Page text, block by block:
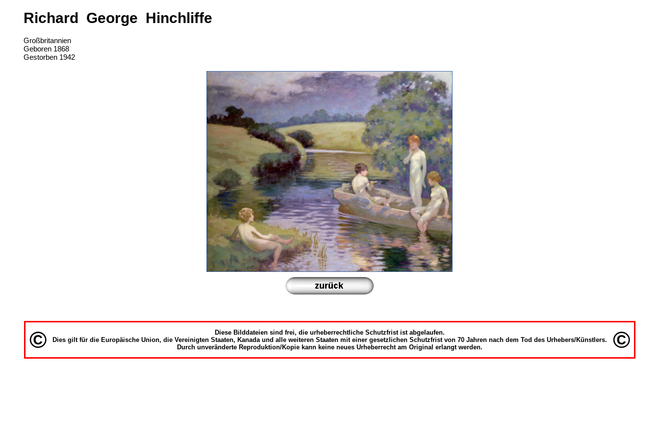
Richard George Hinchliffe
Großbritannien
Geboren 1868
Gestorben 1942
©
Diese Bilddateien sind frei, die urheberrechtliche Schutzfrist ist abgelaufen.
Dies gilt für die Europäische Union, die Vereinigten Staaten, Kanada und alle weiteren Staaten mit einer gesetzlichen Schutzfrist von 70 Jahren nach dem Tod des Urhebers/Künstlers.
Durch unveränderte Reproduktion/Kopie kann keine neues Urheberrecht am Original erlangt werden.
©